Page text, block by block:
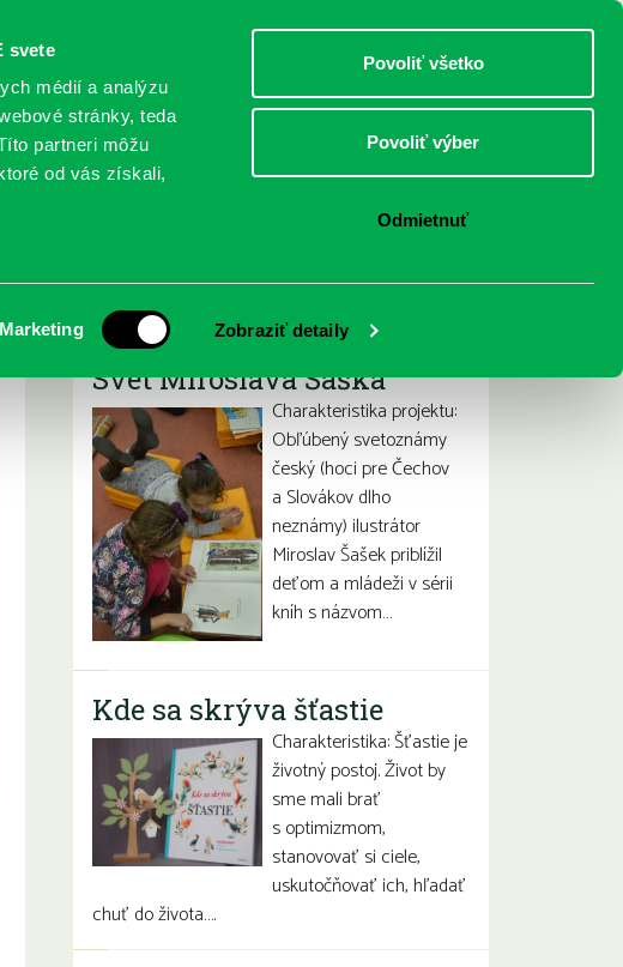
svete
médií a analýzu
stránky, teda
partneri môžu
od vás získali,
Marketing Zobraziť detaily
Povoliť všetko
Povoliť výber
Odmietnuť
DOSPELÍ
O KNIŽNICI
Iné projekty
Svet Miroslava Šaška
Charakteristika projektu:
Obľúbený svetoznámy
český (hoci pre Čechov
a Slovákov dlho
neznámy) ilustrátor
Miroslav Šašek priblížil
deťom a mládeži v sérii
kníh s názvom…
Kde sa skrýva šťastie
Charakteristika: Šťastie je
životný postoj. Život by
sme mali brať
s optimizmom,
stanovovať si ciele,
uskutočňovať ich, hľadať
chuť do života….